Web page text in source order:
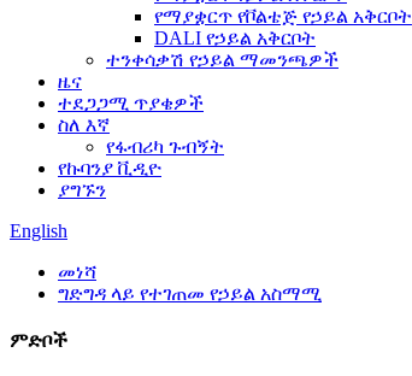
የማያቋርጥ የቮልቴጅ የኃይል አቅርቦት
DALI የኃይል አቅርቦት
ተንቀሳቃሽ የኃይል ማመንጫዎች
ዜና
ተደጋጋሚ ጥያቄዎች
ስለ እኛ
የፋብሪካ ጉብኝት
የኩባንያ ቪዲዮ
ያግኙን
English
መነሻ
ግድግዳ ላይ የተገጠመ የኃይል አስማሚ
ምድቦች